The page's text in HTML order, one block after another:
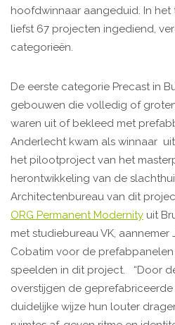
hoofdwinnaar aangeduid. In
liefst 67 projecten ingediend,
categorieën.
De eerste categorie Precast in
gebouwen die volledig of
waren uit of bekleed met
Anderlecht kwam als winnaar
het pilootproject van het
herontwikkeling van de
Architectenbureau van dit
ORG Permanent Modernity uit
met studiebureau VK, aannemer
Cobatim voor de
speelden in dit project. “Door
overstijgen de
duidelijke wijze hun louter